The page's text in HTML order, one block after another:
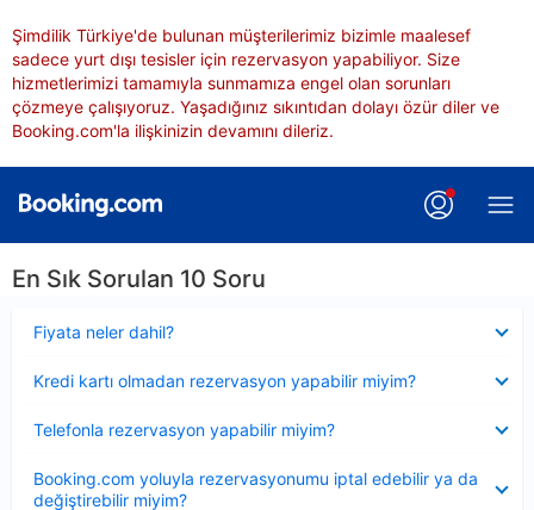
Şimdilik Türkiye'de bulunan müşterilerimiz bizimle maalesef
sadece yurt dışı tesisler için rezervasyon yapabiliyor. Size
hizmetlerimizi tamamıyla sunmamıza engel olan sorunları
çözmeye çalışıyoruz. Yaşadığınız sıkıntıdan dolayı özür diler ve
Booking.com'la ilişkinizin devamını dileriz.
En Sık Sorulan 10 Soru
Fiyata neler dahil?
Kredi kartı olmadan rezervasyon yapabilir miyim?
Telefonla rezervasyon yapabilir miyim?
Booking.com yoluyla rezervasyonumu iptal edebilir ya da
değiştirebilir miyim?